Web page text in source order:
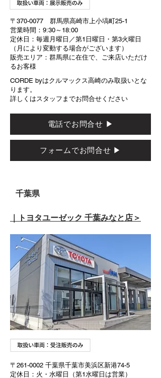
〒370-0077 群馬県高崎市上小塙町25-1
営業時間：9:30～18:00
定休日：毎週月曜日／第1日曜日・第3火曜日
（月により変動する場合がございます）
販売エリア：群馬県に在住で、ご来店いただけ
るお客様
CORDE byはクルマックス高崎のみ取扱いとな
ります。
詳しくはスタッフまでお問合せください
電話でお問合せ ▶
フォームでお問合せ ▶
千葉県
｜トヨタユーゼック 千葉みなと店＞
〒261-0002 千葉県千葉市美浜区新港74-5
定休日：火・水曜日（第1水曜日は営業）​